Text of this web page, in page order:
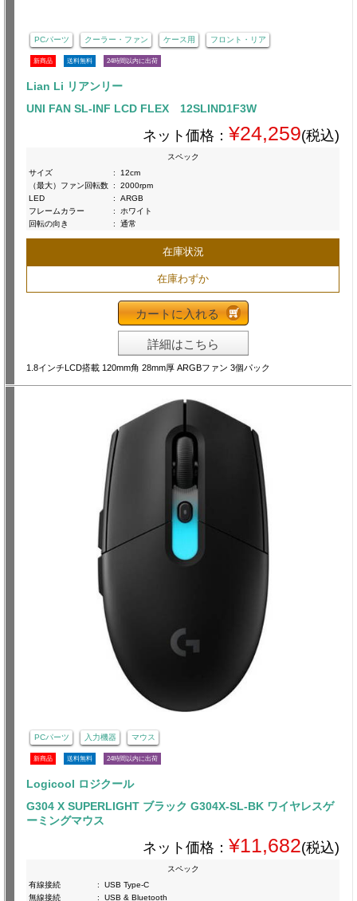
PCパーツ クーラー・ファン ケース用 フロント・リア
新商品 送料無料 24時間以内に出荷
Lian Li リアンリー
UNI FAN SL-INF LCD FLEX 12SLIND1F3W
ネット価格： ¥24,259(税込)
スペック
サイズ
:
12cm
（最大）ファン回転数 :
2000rpm
LED
:
ARGB
フレームカラー
:
ホワイト
回転の向き
: 通常
在庫状況
在庫わずか
カートに入れる
詳細はこちら
1.8インチLCD搭載 120mm角 28mm厚 ARGBファン 3個パック
PCパーツ 入力機器 マウス
新商品 送料無料 24時間以内に出荷
Logicool ロジクール
G304 X SUPERLIGHT ブラック G304X-SL-BK ワイヤレスゲ
ーミングマウス
ネット価格： ¥11,682(税込)
スペック
有線接続
:
USB Type-C
無線接続
: USB & Bluetooth